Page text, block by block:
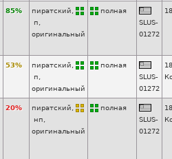
85%
пиратский,
п
оригинальный
полная
SL US-
01272
53%
пиратский,
п
оригинальный
полная
SLUS-
01272
20%
пиратский,
нп
оригинальный
полная
SL US-
01272